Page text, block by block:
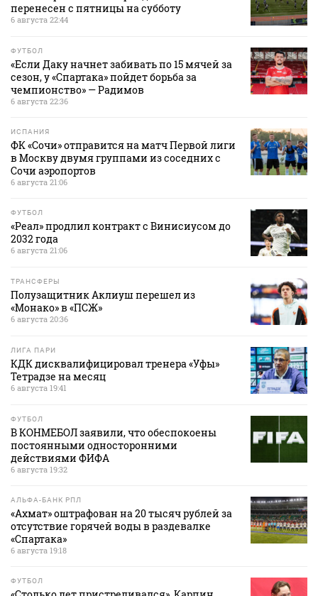
перенесен с пятницы на субботу
6 августа 22:44
ФУТБОЛ
«Если Даку начнет забивать по 15 мячей за
сезон, у «Спартака» пойдет борьба за
чемпионство» — Радимов
6 августа 22:36
ИСПАНИЯ
ФК «Сочи» отправится на матч Первой лиги
в Москву двумя группами из соседних с
Сочи аэропортов
6 августа 21:06
ФУТБОЛ
«Реал» продлил контракт с Винисиусом до
2032 года
6 августа 21:06
ТРАНСФЕРЫ
Полузащитник Аклиуш перешел из
«Монако» в «ПСЖ»
6 августа 20:36
ЛИГА ПАРИ
КДК дисквалифицировал тренера «Уфы»
Тетрадзе на месяц
6 августа 19:41
ФУТБОЛ
В КОНМЕБОЛ заявили, что обеспокоены
постоянными односторонними
действиями ФИФА
6 августа 19:32
АЛЬФА-БАНК РПЛ
«Ахмат» оштрафован на 20 тысяч рублей за
отсутствие горячей воды в раздевалке
«Спартака»
6 августа 19:18
ФУТБОЛ